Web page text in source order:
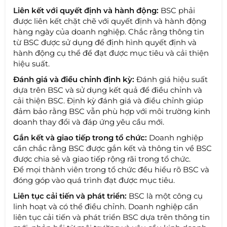
Liên kết với quyết định và hành động: BSC phải
được liên kết chặt chẽ với quyết định và hành động
hàng ngày của doanh nghiệp. Chắc rằng thông tin
từ BSC được sử dụng để định hình quyết định và
hành động cụ thể để đạt được mục tiêu và cải thiện
hiệu suất.
Đánh giá và điều chỉnh định kỳ: Đánh giá hiệu suất
dựa trên BSC và sử dụng kết quả để điều chỉnh và
cải thiện BSC. Định kỳ đánh giá và điều chỉnh giúp
đảm bảo rằng BSC vẫn phù hợp với môi trường kinh
doanh thay đổi và đáp ứng yêu cầu mới.
Gắn kết và giao tiếp trong tổ chức: Doanh nghiệp
cần chắc rằng BSC được gắn kết và thông tin về BSC
được chia sẻ và giao tiếp rộng rãi trong tổ chức.
Để mọi thành viên trong tổ chức đều hiểu rõ BSC và
đóng góp vào quá trình đạt được mục tiêu.
Liên tục cải tiến và phát triển: BSC là một công cụ
linh hoạt và có thể điều chỉnh. Doanh nghiệp cần
liên tục cải tiến và phát triển BSC dựa trên thông tin